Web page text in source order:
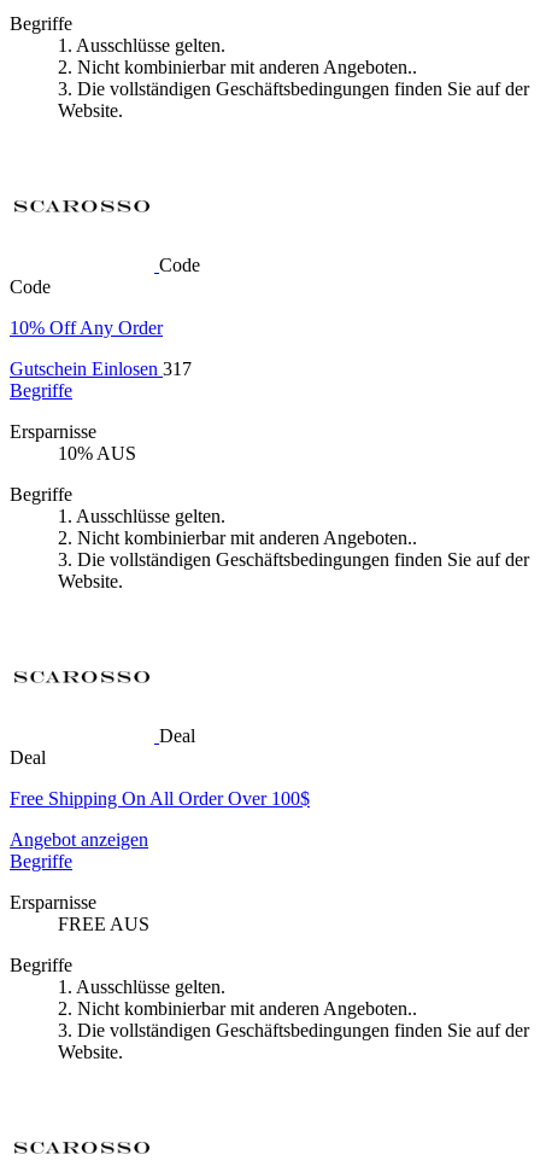
Begriffe
1. Ausschlüsse gelten.
2. Nicht kombinierbar mit anderen Angeboten..
3. Die vollständigen Geschäftsbedingungen finden Sie auf der
Website.
Code
Code
10% Off Any Order
Gutschein Einlosen 317
Begriffe
Ersparnisse
10% AUS
Begriffe
1. Ausschlüsse gelten.
2. Nicht kombinierbar mit anderen Angeboten..
3. Die vollständigen Geschäftsbedingungen finden Sie auf der
Website.
Deal
Deal
Free Shipping On All Order Over 100$
Angebot anzeigen
Begriffe
Ersparnisse
FREE AUS
Begriffe
1. Ausschlüsse gelten.
2. Nicht kombinierbar mit anderen Angeboten..
3. Die vollständigen Geschäftsbedingungen finden Sie auf der
Website.